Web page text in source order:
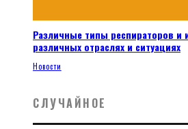
Различные типы респираторов и
различных отраслях и ситуациях
Новости
СЛУЧАЙНОЕ